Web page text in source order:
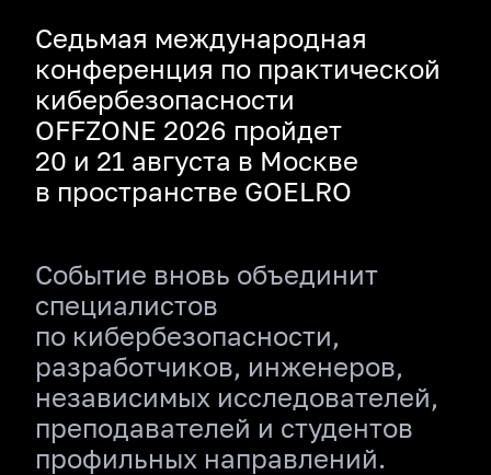
Седьмая международная
конференция по практической
кибербезопасности
OFFZONE 2026 пройдет
20 и 21 августа в Москве
в пространстве GOELRO
Событие вновь объединит
специалистов
по кибербезопасности,
разработчиков, инженеров,
независимых исследователей,
преподавателей и студентов
профильных направлений.